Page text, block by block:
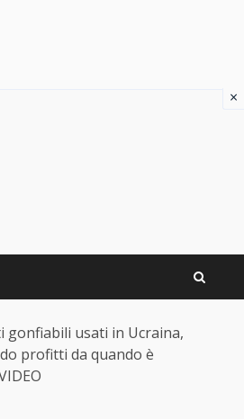
gonfiabili usati in Ucraina,
profitti da quando è
×